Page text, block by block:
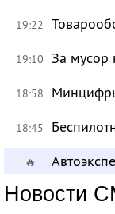
19:22
19:10 За мусор
18:58
18:45
🔥
Новости